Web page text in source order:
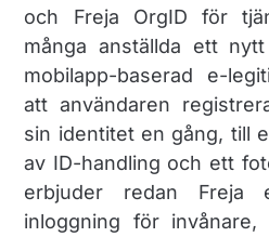
och Freja OrgID för
många anställda ett
mobilapp-baserad e-
att användaren
sin identitet en gång, till
av ID-handling och ett
erbjuder redan Freja
inloggning för